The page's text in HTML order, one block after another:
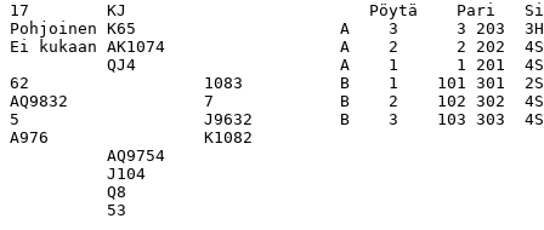
17        KJ                         Pöytä    Pari   Sit
Pohjoinen K65                     A    3      3 203
Ei kukaan AK1074                  A    2      2 202
QJ4                     A    1      1 201
62                  1083          B    1    101 301  2S
AQ9832              7             B    2    102 302  4S
5                   J9632         B    3    103 303  4S
A976                K1082
          AQ9754
          J104
          Q8
          53